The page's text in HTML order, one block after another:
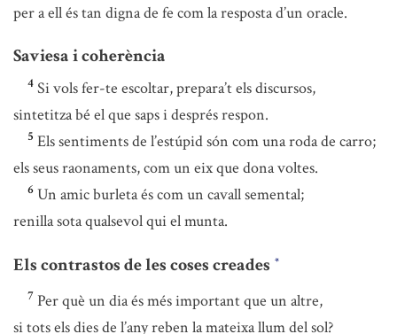
per a ell és tan digna de fe com la resposta d’un oracle.
Saviesa i coherència
4 Si vols fer-te escoltar, prepara’t els discursos,
sintetitza bé el que saps i després respon.
5 Els sentiments de l’estúpid són com una roda de carro;
els seus raonaments, com un eix que dona voltes.
6 Un amic burleta és com un cavall semental;
renilla sota qualsevol qui el munta.
Els contrastos de les coses creades *
7 Per què un dia és més important que un altre,
si tots els dies de l’any reben la mateixa llum del sol?